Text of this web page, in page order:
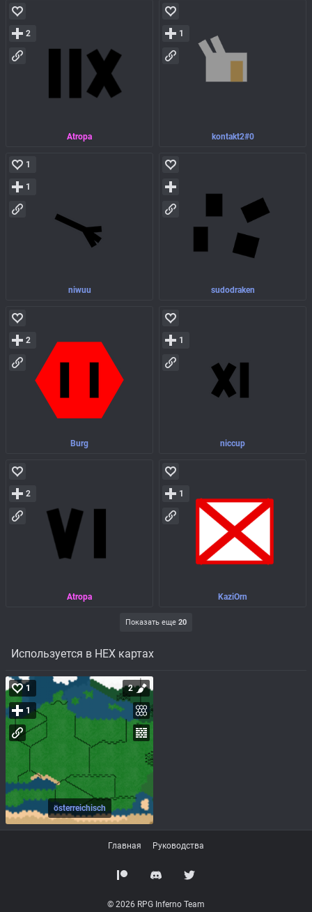
Atropa
2
kontakt2#0
1
niwuu
1
1
sudodraken
Burg
2
niccup
1
Atropa
2
KaziOrn
1
Показать еще 20
Используется в HEX картах
österreichisch
1
1
2
Главная Руководства
© 2026 RPG Inferno Team